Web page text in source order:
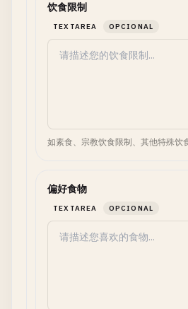
饮食限制
TEXTAREA OPCIONAL
如素食、宗教饮食限制、其他特殊饮
偏好食物
TEXTAREA OPCIONAL